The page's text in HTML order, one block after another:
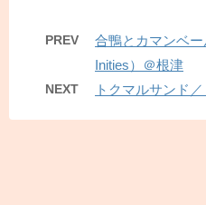
PREV
合鴨とカマンベ
Inities）＠根津
NEXT トクマルサンド